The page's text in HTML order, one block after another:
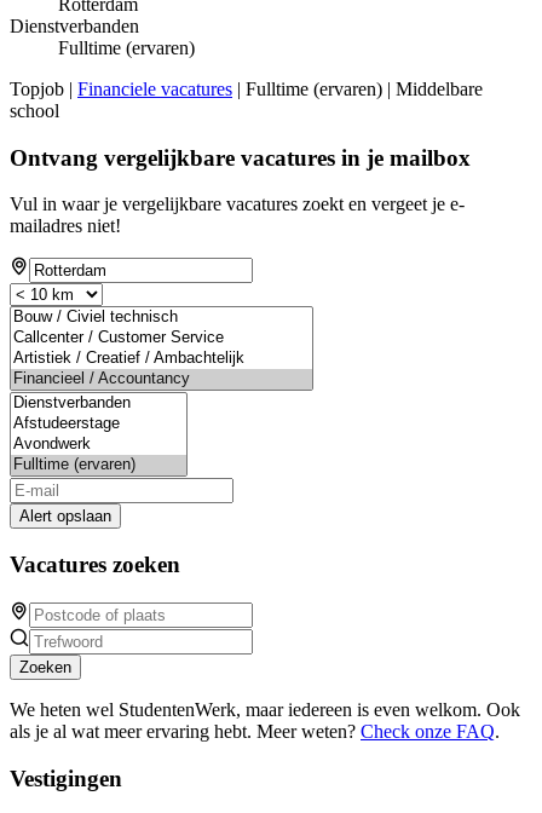
Rotterdam
Dienstverbanden
Fulltime (ervaren)
Topjob | Financiele vacatures | Fulltime (ervaren) | Middelbare
school
Ontvang vergelijkbare vacatures in je mailbox
Vul in waar je vergelijkbare vacatures zoekt en vergeet je e-
mailadres niet!
Alert opslaan
Vacatures zoeken
Zoeken
We heten wel StudentenWerk, maar iedereen is even welkom. Ook
als je al wat meer ervaring hebt. Meer weten? Check onze FAQ.
Vestigingen